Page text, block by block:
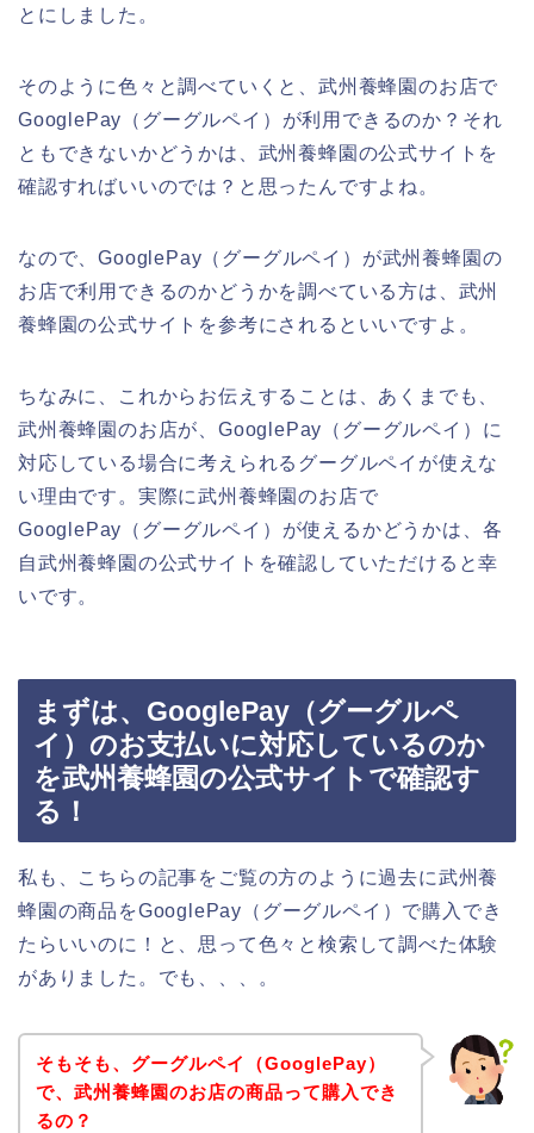
とにしました。
そのように色々と調べていくと、武州養蜂園のお店で
GooglePay（グーグルペイ）が利用できるのか？それ
ともできないかどうかは、武州養蜂園の公式サイトを
確認すればいいのでは？と思ったんですよね。
なので、GooglePay（グーグルペイ）が武州養蜂園の
お店で利用できるのかどうかを調べている方は、武州
養蜂園の公式サイトを参考にされるといいですよ。
ちなみに、これからお伝えすることは、あくまでも、
武州養蜂園のお店が、GooglePay（グーグルペイ）に
対応している場合に考えられるグーグルペイが使えな
い理由です。実際に武州養蜂園のお店で
GooglePay（グーグルペイ）が使えるかどうかは、各
自武州養蜂園の公式サイトを確認していただけると幸
いです。
まずは、GooglePay（グーグルペ
イ）のお支払いに対応しているのか
を武州養蜂園の公式サイトで確認す
る！
私も、こちらの記事をご覧の方のように過去に武州養
蜂園の商品をGooglePay（グーグルペイ）で購入でき
たらいいのに！と、思って色々と検索して調べた体験
がありました。でも、、、。
そもそも、グーグルペイ（GooglePay）
で、武州養蜂園のお店の商品って購入でき
るの？